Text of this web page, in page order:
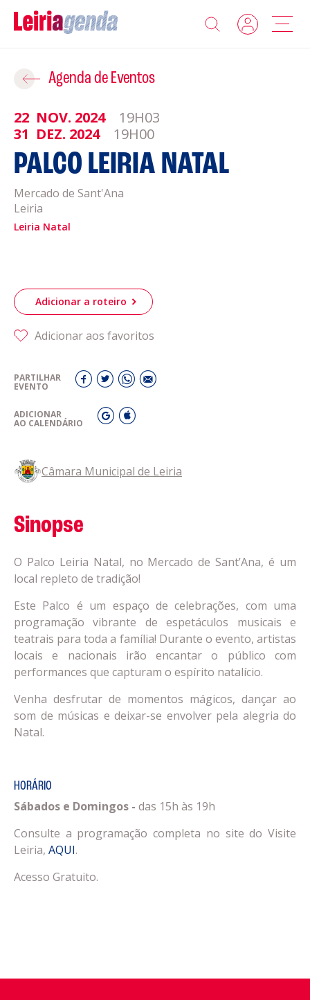
Agenda
Sobre a Leiriagenda
Promotores
Clubes Desportivos
Contactos
Política de Cookies
Acompanhe a Leiria Agenda
DESPORTO
Agenda de Eventos
22 NOV. 2024
19H03
31 DEZ. 2024 19H00
PALCO LEIRIA NATAL
Mercado de Sant'Ana
Leiria
Leiria Natal
Adicionar a roteiro
Adicionar aos favoritos
PARTILHAR
EVENTO
ADICIONAR
AO CALENDÁRIO
Câmara Municipal de Leiria
Sinopse
O Palco Leiria Natal, no Mercado de Sant’Ana, é um
local repleto de tradição!
Este Palco é um espaço de celebrações, com uma
programação vibrante de espetáculos musicais e
teatrais para toda a família! Durante o evento, artistas
locais e nacionais irão encantar o público com
performances que capturam o espírito natalício.
Venha desfrutar de momentos mágicos, dançar ao
som de músicas e deixar-se envolver pela alegria do
Natal.
HORÁRIO
Sábados e Domingos - das 15h às 19h
Consulte a programação completa no site do Visite
Leiria, AQUI.
Acesso Gratuito.
Adicionar ao Roteiro
ROTEIROS EXISTENTES